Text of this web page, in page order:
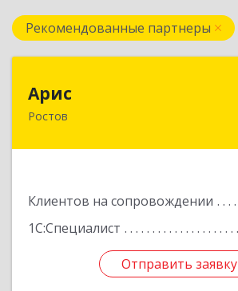
Рекомендованные партнеры
Арис
Ростов
Клиентов на сопровождении
1С:Специалист
Отправить заявку
Отправить заявку